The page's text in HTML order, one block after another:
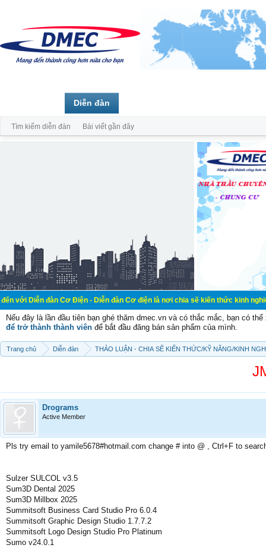
đàn Cơ Điện - Diễn đàn Cơ điện là nơi chia sẽ kiến thức kinh nghiệm
Nếu đây là lần đầu tiên bạn ghé thăm dmec.vn và có thắc mắc, bạn có
để trở thành thành viên để bắt đầu đăng bán sản phẩm của mình.
Trang chủ Diễn đàn THẢO LUẬN - CHIA SẼ KIẾN THỨC/KỸ NĂNG/KINH
Drograms
Active Member
Pls try email to yamile5678#hotmail.com change # into @ , Ctrl+F to
Sulzer SULCOL v3.5
Sum3D Dental 2025
Sum3D Millbox 2025
Summitsoft Business Card Studio Pro 6.0.4
Summitsoft Graphic Design Studio 1.7.7.2
Summitsoft Logo Design Studio Pro Platinum
Sumo v24.0.1
Diễn đàn
Tìm kiếm diễn đàn Bài viết gần đây